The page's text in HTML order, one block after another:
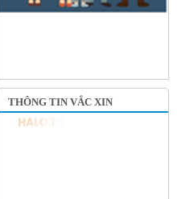
THÔNG TIN VẮC XIN